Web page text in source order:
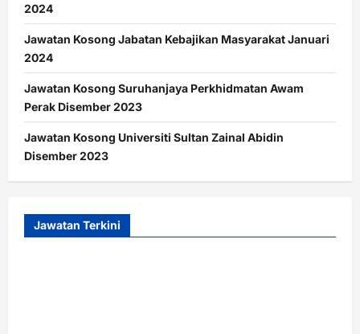
2024
Jawatan Kosong Jabatan Kebajikan Masyarakat Januari
2024
Jawatan Kosong Suruhanjaya Perkhidmatan Awam
Perak Disember 2023
Jawatan Kosong Universiti Sultan Zainal Abidin
Disember 2023
Jawatan Terkini